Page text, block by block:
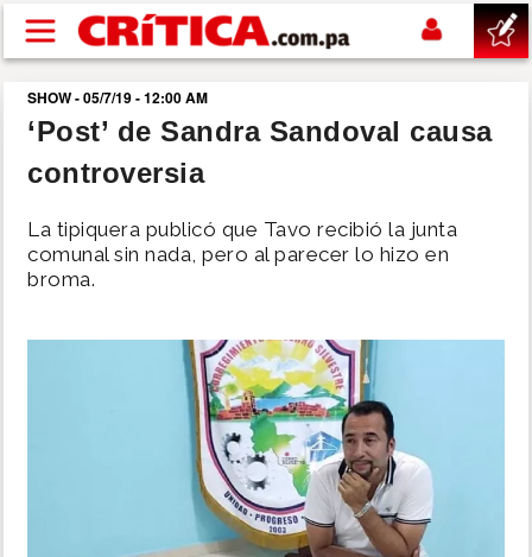
Pasar al contenido principal
buscar
SUCESOS
NACIONAL
SHOW - 05/7/19 - 12:00 AM
‘Post’ de Sandra Sandoval causa
controversia
La tipiquera publicó que Tavo recibió la junta
comunal sin nada, pero al parecer lo hizo en
broma.